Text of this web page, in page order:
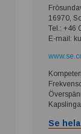
16970,
Tel.: +46
E-mail:
Se